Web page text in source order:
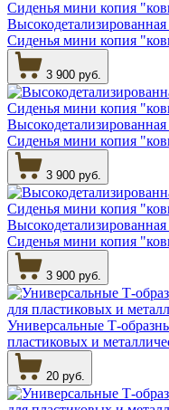
Сиденья мини копия
3 900 руб.
Сиденья мини копия
3 900 руб.
Сиденья мини копия
3 900 руб.
Универсальные Т-
пластиковых и
20 руб.